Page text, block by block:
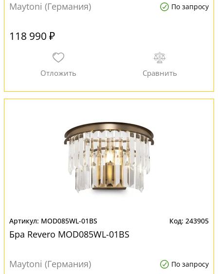
Maytoni (Германия) По запросу
118 990 ₽
MOD085WL-01BS 243905
Бра Revero MOD085WL-01BS
Maytoni (Германия) По запросу